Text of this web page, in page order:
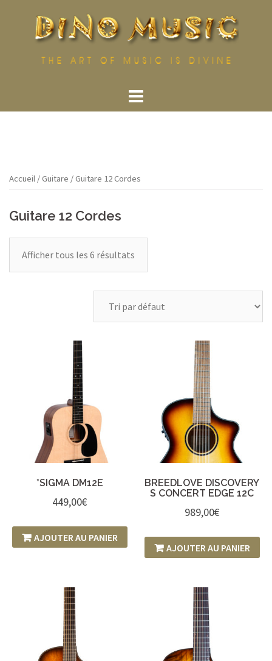
Accueil /Guitare / Guitare 12 Cordes
Guitare 12 Cordes
Afficher tous les 6 résultats
*SIGMA DM12E
449,00€
AJOUTER AU PANIER
BREEDLOVE DISCOVERY
S CONCERT EDGE 12C
989,00€
AJOUTER AU PANIER